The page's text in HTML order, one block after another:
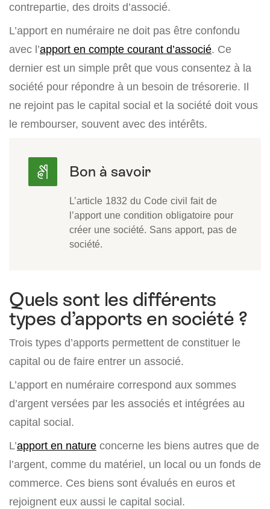
contrepartie, des droits d’associé.
L’apport en numéraire ne doit pas être confondu
avec l’apport en compte courant d’associé. Ce
dernier est un simple prêt que vous consentez à la
société pour répondre à un besoin de trésorerie. Il
ne rejoint pas le capital social et la société doit vous
le rembourser, souvent avec des intérêts.
L’article 1832 du Code civil fait de
l’apport une condition obligatoire pour
créer une société. Sans apport, pas de
société.
Quels sont les différents
types d’apports en société ?
Trois types d’apports permettent de constituer le
capital ou de faire entrer un associé.
L’apport en numéraire correspond aux sommes
d’argent versées par les associés et intégrées au
capital social.
L’apport en nature concerne les biens autres que de
l’argent, comme du matériel, un local ou un fonds de
commerce. Ces biens sont évalués en euros et
rejoignent eux aussi le capital social.